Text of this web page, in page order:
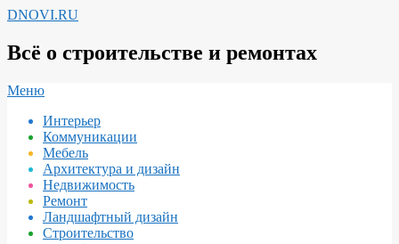
Перейти
содержимому
DNOVI.RU
Всё о строительстве и ремонтах
Вторичное
навигации
Меню
Интерьер
Коммуникации
Мебель
Архитектура и дизайн
Недвижимость
Ремонт
Ландшафтный дизайн
Строительство